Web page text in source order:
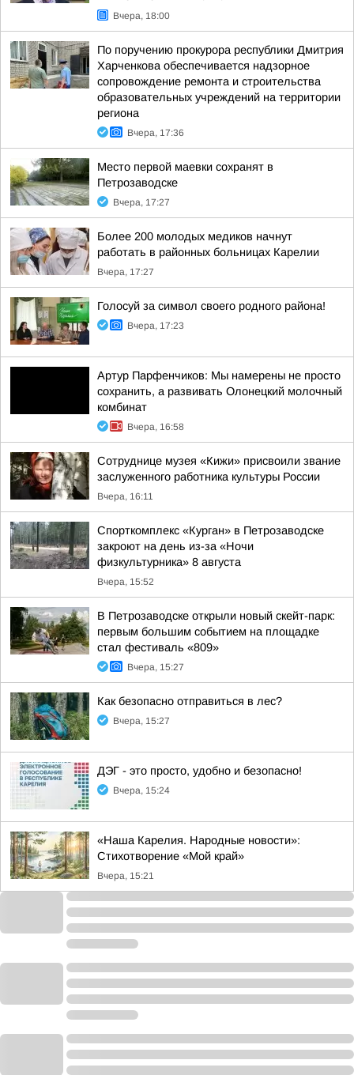
Вчера, 18:00
По поручению прокурора республики Дмитрия
Харченкова обеспечивается надзорное
сопровождение ремонта и строительства
образовательных учреждений на территории
региона
Вчера, 17:36
Место первой маевки сохранят в
Петрозаводске
Вчера, 17:27
Более 200 молодых медиков начнут
работать в районных больницах Карелии
Вчера, 17:27
Голосуй за символ своего родного района!
Вчера, 17:23
Артур Парфенчиков: Мы намерены не просто
сохранить, а развивать Олонецкий молочный
комбинат
Вчера, 16:58
Сотруднице музея «Кижи» присвоили звание
заслуженного работника культуры России
Вчера, 16:11
Спорткомплекс «Курган» в Петрозаводске
закроют на день из-за «Ночи
физкультурника» 8 августа
Вчера, 15:52
В Петрозаводске открыли новый скейт-парк:
первым большим событием на площадке
стал фестиваль «809»
Вчера, 15:27
Как безопасно отправиться в лес?
Вчера, 15:27
ДЭГ - это просто, удобно и безопасно!
Вчера, 15:24
«Наша Карелия. Народные новости»:
Стихотворение «Мой край»
Вчера, 15:21